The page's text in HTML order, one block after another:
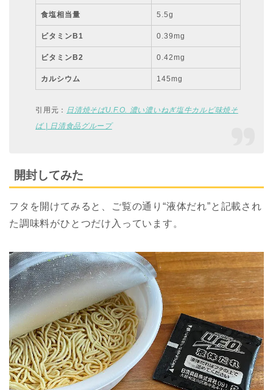
食塩相当量 5.5g
ビタミンB1 0.39mg
ビタミンB2 0.42mg
カルシウム 145mg
引用元： 日清焼そばU.F.O. 濃い濃いねぎ塩牛カルビ味焼そ
ば | 日清食品グループ
開封してみた
フタを開けてみると、ご覧の通り“液体だれ”と記載され
た調味料がひとつだけ入っています。